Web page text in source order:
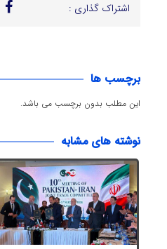
اشتراک گذاری :
برچسب ها
این مطلب بدون برچسب می باشد.
نوشته های مشابه